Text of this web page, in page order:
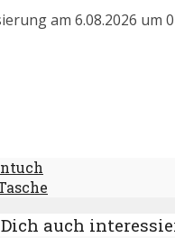
am 6.08.2026 um
auch